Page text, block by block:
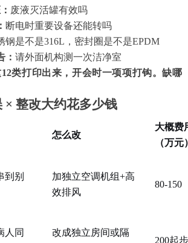
废液灭活罐有效吗
断电时重要设备还能转吗
钢是不是316L，密封圈是不是EPDM
： 请外面机构测一次洁净室
类打印出来，开会时一项项打钩。缺哪
× 整改大约花多少钱
怎么改
大概费
（万元
到别
加独立空调机组+高
效排风
80-150
人同
改成独立房间或隔
200起